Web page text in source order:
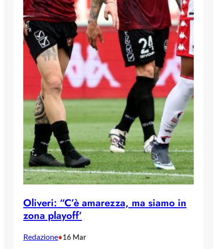
Oliveri: “C’è amarezza, ma siamo in
zona playoff’
Redazione•16 Mar